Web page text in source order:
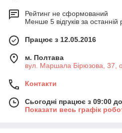
Рейтинг не сформований
Менше 5 відгуків за останній
Працює з 12.05.2016
м. Полтава
вул. Маршала Бірюзова, 37,
Контакти
Сьогодні працює з 09:00
Показати весь графік